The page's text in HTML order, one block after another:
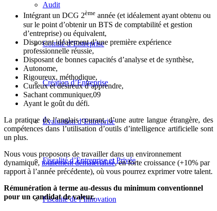
Audit
Comité d’Entreprise
Création d’Entreprise
Évaluation d’Entreprise
Fiscalité d’Entreprise et Privée
Fiscalité de l’Innovation
Intégrant un DCG 2ème année (et idéalement ayant obtenu ou
sur le point d’obtenir un BTS de comptabilité et gestion
d’entreprise) ou équivalent,
Disposant idéalement d’une première expérience
professionnelle réussie,
Disposant de bonnes capacités d’analyse et de synthèse,
Autonome,
Rigoureux, méthodique,
Curieux et désireux d’apprendre,
Sachant communiquer,09
Ayant le goût du défi.
La pratique de l’anglais courant, d’une autre langue étrangère, des
compétences dans l’utilisation d’outils d’intelligence artificielle sont
un plus.
Nous vous proposons de travailler dans un environnement
dynamique, totalement dématérialisé, en forte croissance (+10% par
rapport à l’année précédente), où vous pourrez exprimer votre talent.
Rémunération à terme au-dessus du minimum conventionnel
pour un candidat de valeur.